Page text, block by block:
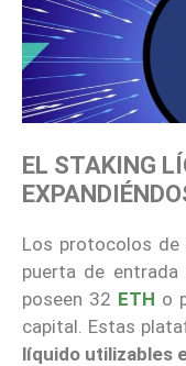
EL STAKING
Los protocolos de
puerta de
poseen 32 ETH o
capital. Estas
líquido utilizables